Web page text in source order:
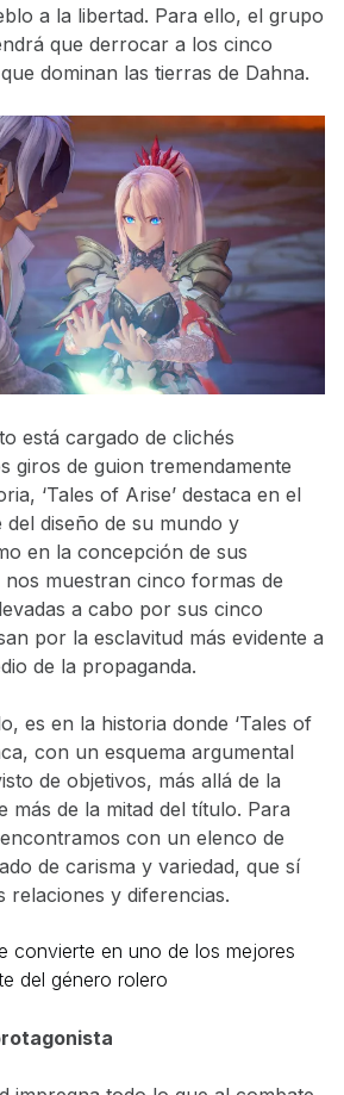
a la libertad. Para ello, el grupo
que derrocar a los cinco
que dominan las tierras de Dahna.
está cargado de clichés
giros de guion tremendamente
‘Tales of Arise’ destaca en el
del diseño de su mundo y
en la concepción de sus
nos muestran cinco formas de
a cabo por sus cinco
por la esclavitud más evidente a
de la propaganda.
es en la historia donde ‘Tales of
con un esquema argumental
de objetivos, más allá de la
más de la mitad del título. Para
con un elenco de
de carisma y variedad, que sí
relaciones y diferencias.
convierte en uno de los mejores
del género rolero